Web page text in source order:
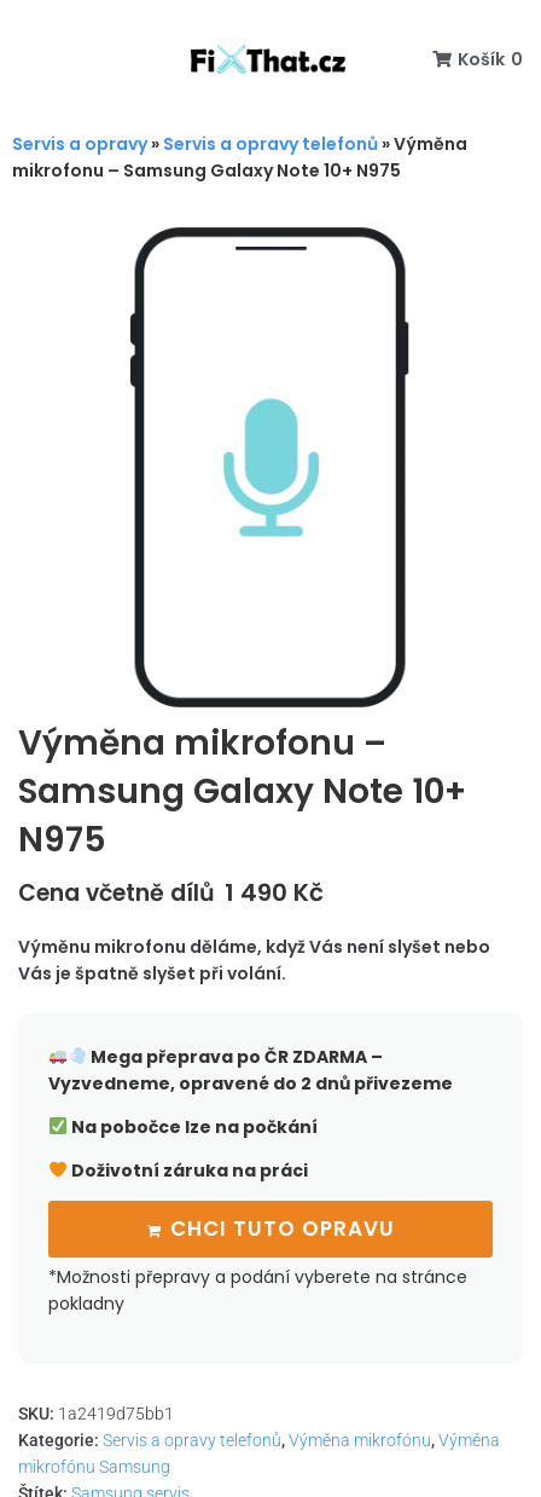
Košík 0
Servis a opravy» Servis a opravy telefonů »Výměna
mikrofonu – Samsung Galaxy Note 10+ N975
Výměna mikrofonu –
Samsung Galaxy Note 10+
N975
Cena včetně dílů 1 490 Kč
Výměnu mikrofonu děláme, když Vás není slyšet nebo
Vás je špatně slyšet při volání.
Mega přeprava po ČRZDARMA –
Vyzvedneme, opravené do 2 dnů přivezeme
Na pobočce lze na počkání
Doživotní záruka na práci
CHCI TUTO OPRAVU
*Možnosti přepravy a podání vyberete na stránce
pokladny
SKU: 1a2419d75bb1
Kategorie: Servis a opravy telefonů,Výměna mikrofónu,Výměna
mikrofónu Samsung